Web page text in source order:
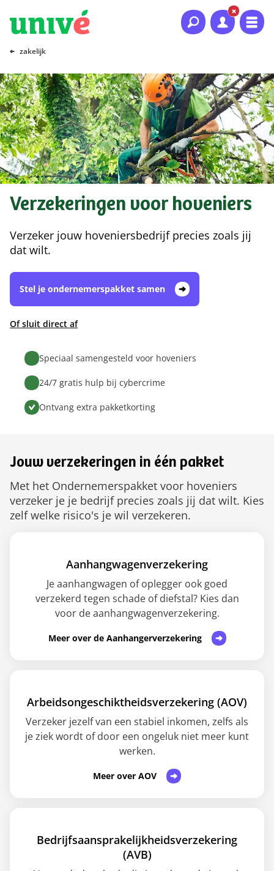
Naar hoofdinhoud
Naar hoofdnavigatie
Naar footer
zakelijk
Verzekeringen voor hoveniers
Verzeker jouw hoveniersbedrijf precies zoals jij
dat wilt.
Stel je ondernemerspakket samen
Of sluit direct af
Speciaal samengesteld voor hoveniers
24/7 gratis hulp bij cybercrime
Ontvang extra pakketkorting
Jouw verzekeringen in één pakket
Met het Ondernemerspakket voor hoveniers
verzeker je je bedrijf precies zoals jij dat wilt. Kies
zelf welke risico's je wil verzekeren.
Aanhangwagenverzekering
Je aanhangwagen of oplegger ook goed
verzekerd tegen schade of diefstal? Kies dan
voor de aanhangwagenverzekering.
Meer over de Aanhangerverzekering
Arbeidsongeschiktheids­verzekering (AOV)
Verzeker jezelf van een stabiel inkomen, zelfs als
je ziek wordt of door een ongeluk niet meer kunt
werken.
Meer over AOV
Bedrijfsaansprakelijkheids­verzekering
(AVB)